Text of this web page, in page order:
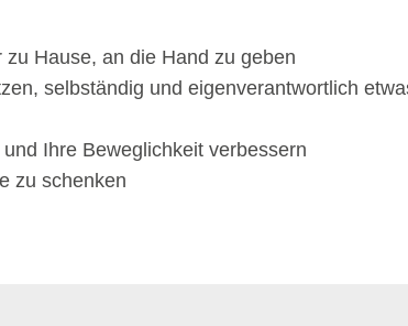
Hause, an die Hand zu geben
selbständig und eigenverantwortlich
Ihre Beweglichkeit verbessern
zu schenken